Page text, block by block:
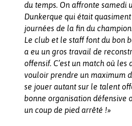
du temps. On affronte samedi
Dunkerque qui était
journées de la fin du
Le club et le staff font du bon
a eu un gros travail de
offensif. C’est un match où les
vouloir prendre un maximum
se jouer autant sur le talent
bonne organisation défensive
un coup de pied arrêté !»